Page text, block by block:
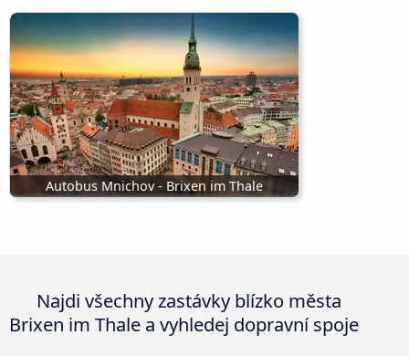
Autobus Mnichov - Brixen im Thale
Najdi všechny zastávky blízko města
Brixen im Thale a vyhledej dopravní spoje